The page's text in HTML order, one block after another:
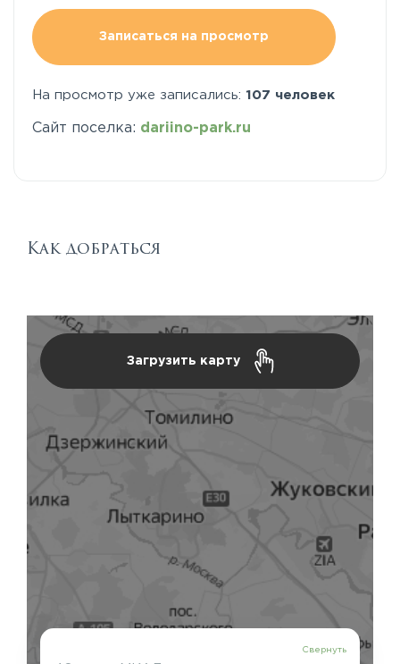
Записаться на просмотр
На просмотр уже записались: 107 человек
Сайт поселка: dariino-park.ru
Как добраться
Загрузить карту
Свернуть